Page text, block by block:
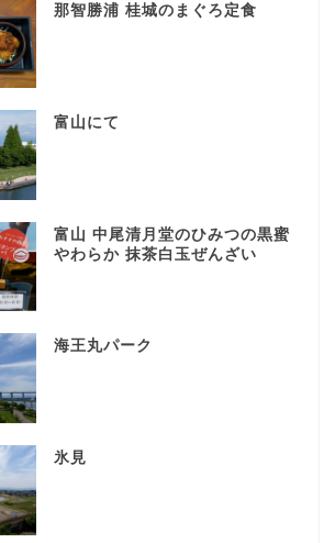
那智勝浦 桂城のまぐろ定食
富山にて
富山 中尾清月堂のひみつの黒蜜
やわらか 抹茶白玉ぜんざい
海王丸パーク
氷見